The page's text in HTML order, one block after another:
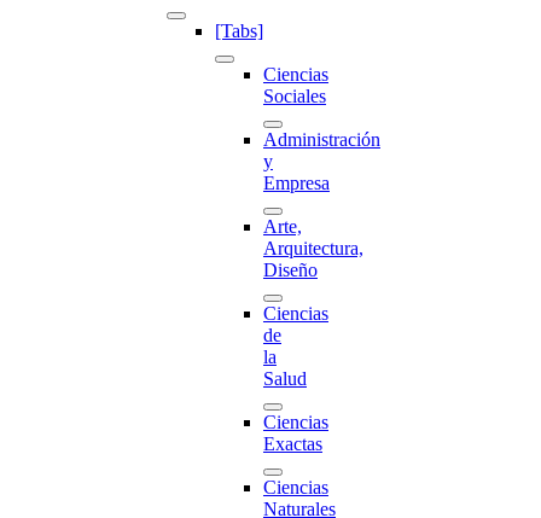
[Tabs]
Ciencias
Sociales
Administración
y
Empresa
Arte,
Arquitectura,
Diseño
Ciencias
de
la
Salud
Ciencias
Exactas
Ciencias
Naturales